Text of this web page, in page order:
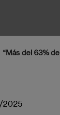
“Más del 63%
2025